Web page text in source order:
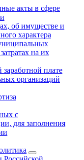
акты в сфере
об имуществе и
характера
на их
плате
организаций
с
для заполнения